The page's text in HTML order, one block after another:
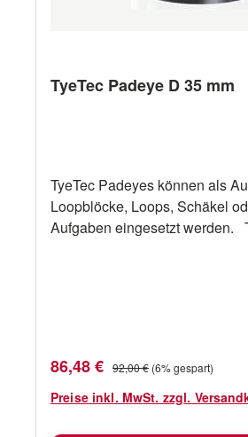
TyeTec Padeye D 35 mm
TyeTec Padeyes können als
Loopblöcke, Loops, Schäkel
Aufgaben eingesetzt werden. Technische
Verkaufspreis:
86,48 € Regulärer Preis:
92,00 € (6% gespart)
Preise inkl. MwSt. zzgl.